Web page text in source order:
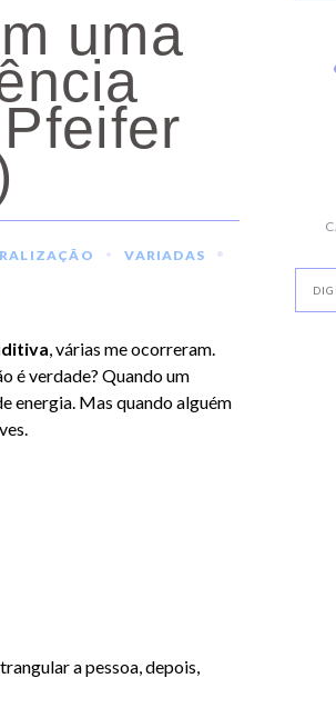
uma
• VARIADAS •
, várias me ocorreram.
é verdade? Quando um
energia. Mas quando alguém
a pessoa, depois,